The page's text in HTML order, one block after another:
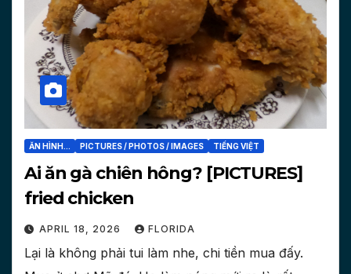
ĂN HÌNH... PICTURES / PHOTOS / IMAGES TIẾNG VIỆT
Ai ăn gà chiên hông? [PICTURES]
fried chicken
APRIL 18, 2026 FLORIDA
Lại là không phải tui làm nhe, chi tiền mua đấy.